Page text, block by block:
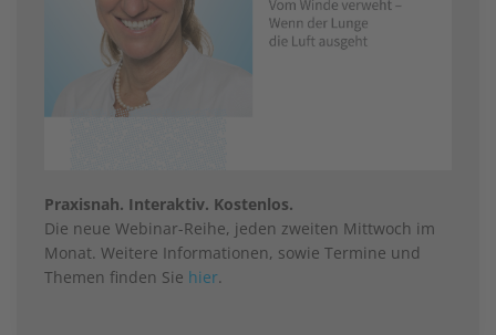
Praxisnah. Interaktiv. Kostenlos.
Die neue Webinar-Reihe, jeden zweiten Mittwoch im
Monat. Weitere Informationen, sowie Termine und
Themen finden Sie hier.